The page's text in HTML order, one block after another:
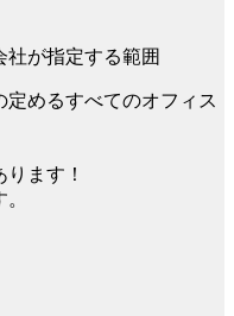
が指定する範囲
めるすべてのオフィス
ます！